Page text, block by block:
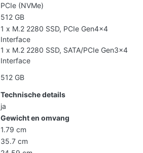
PCIe (NVMe)
512 GB
1 x M.2 2280 SSD, PCIe Gen4x4
Interface
1 x M.2 2280 SSD, SATA/PCIe Gen3x4
Interface
512 GB
Technische details
ja
Gewicht en omvang
1.79 cm
35.7 cm